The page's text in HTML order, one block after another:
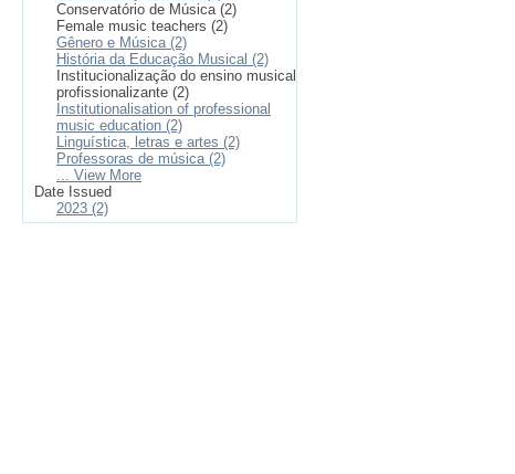
Conservatório de Música (2)
Female music teachers (2)
Gênero e Música (2)
História da Educação Musical (2)
Institucionalização do ensino musical
profissionalizante (2)
Institutionalisation of professional
music education (2)
Linguística, letras e artes (2)
Professoras de música (2)
... View More
Date Issued
2023 (2)